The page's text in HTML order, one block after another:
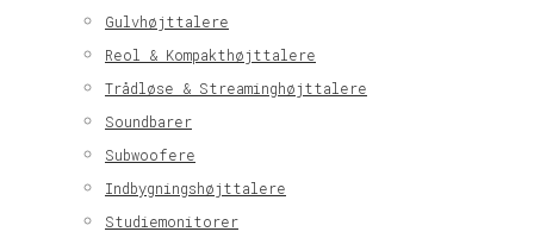
Gulvhøjttalere
Reol & Kompakthøjttalere
Trådløse & Streaminghøjttalere
Soundbarer
Subwoofere
Indbygningshøjttalere
Studiemonitorer